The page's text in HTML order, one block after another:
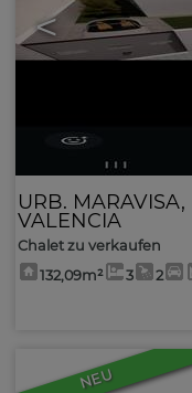
<
URB. MARAVISA,
VALENCIA
Chalet zu verkaufen
132,09m²
3 2
NEU